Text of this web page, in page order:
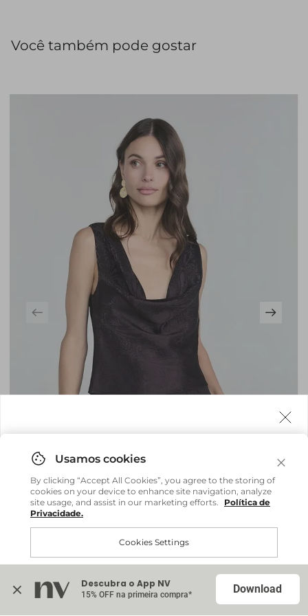
Você também pode gostar
Regata Beatriz - Marrom Espresso
R$ 379,20
ou até6x R$ 63,20sem juros
Descubra o App NV
15% OFF na primeira compra* Download
em sua casa, não importa onde você estiver.
Comprar no site internacional
Internacional
By clicking “Accept All Cookies”, you agree to the storing of
cookies on your device to enhance site navigation, analyze
site usage, and assist in our marketing efforts.
Política de
Privacidade.
Cookies Settings
Accept All Cookies